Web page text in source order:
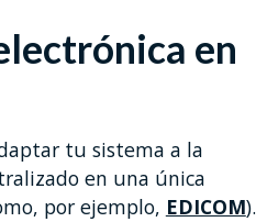
en
tu sistema a la
en una única
por ejemplo, EDICOM).